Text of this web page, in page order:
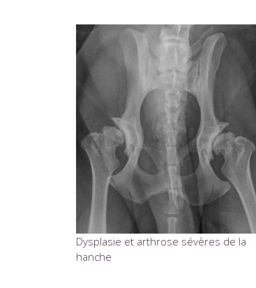
Dysplasie et arthrose sévères de la
hanche